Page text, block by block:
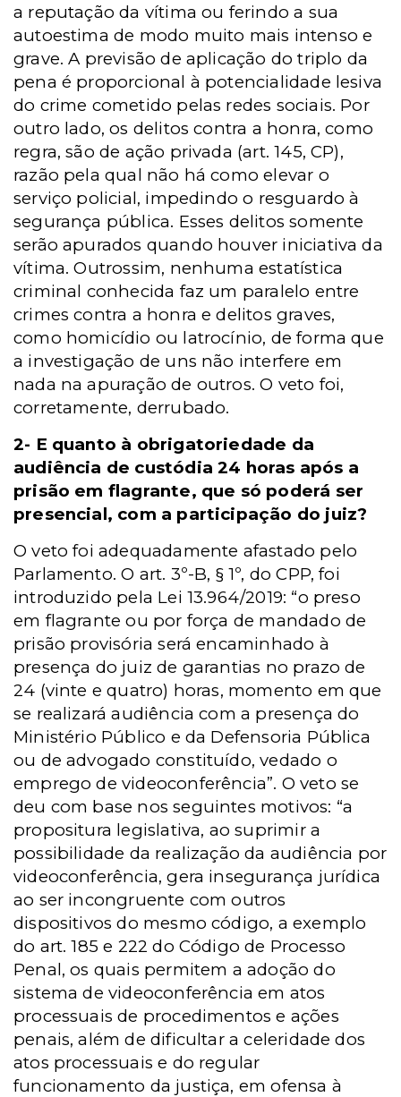
a reputação da vítima ou ferindo a sua
autoestima de modo muito mais intenso e
grave. A previsão de aplicação do triplo da
pena é proporcional à potencialidade lesiva
do crime cometido pelas redes sociais. Por
outro lado, os delitos contra a honra, como
regra, são de ação privada (art. 145, CP),
razão pela qual não há como elevar o
serviço policial, impedindo o resguardo à
segurança pública. Esses delitos somente
serão apurados quando houver iniciativa da
vítima. Outrossim, nenhuma estatística
criminal conhecida faz um paralelo entre
crimes contra a honra e delitos graves,
como homicídio ou latrocínio, de forma que
a investigação de uns não interfere em
nada na apuração de outros. O veto foi,
corretamente, derrubado.
2- E quanto à obrigatoriedade da
audiência de custódia 24 horas após a
prisão em flagrante, que só poderá ser
presencial, com a participação do juiz?
O veto foi adequadamente afastado pelo
Parlamento. O art. 3º-B, § 1º, do CPP, foi
introduzido pela Lei 13.964/2019: “o preso
em flagrante ou por força de mandado de
prisão provisória será encaminhado à
presença do juiz de garantias no prazo de
24 (vinte e quatro) horas, momento em que
se realizará audiência com a presença do
Ministério Público e da Defensoria Pública
ou de advogado constituído, vedado o
emprego de videoconferência”. O veto se
deu com base nos seguintes motivos: “a
propositura legislativa, ao suprimir a
possibilidade da realização da audiência por
videoconferência, gera insegurança jurídica
ao ser incongruente com outros
dispositivos do mesmo código, a exemplo
do art. 185 e 222 do Código de Processo
Penal, os quais permitem a adoção do
sistema de videoconferência em atos
processuais de procedimentos e ações
penais, além de dificultar a celeridade dos
atos processuais e do regular
funcionamento da justiça, em ofensa à